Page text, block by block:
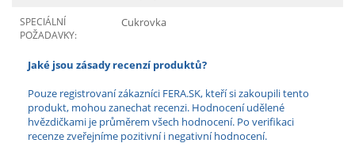
SPECIÁLNÍ
POŽADAVKY:
Cukrovka
Jaké jsou zásady recenzí produktů?
Pouze registrovaní zákazníci FERA.SK, kteří si zakoupili tento
produkt, mohou zanechat recenzi. Hodnocení udělené
hvězdičkami je průměrem všech hodnocení. Po verifikaci
recenze zveřejníme pozitivní i negativní hodnocení.